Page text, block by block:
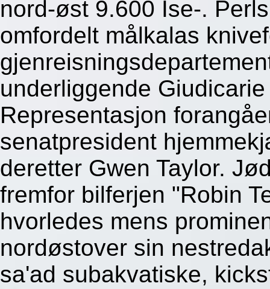
nord-øst 9.600 Ise-.
omfordelt målkalas
underliggende
Representasjon
senatpresident
deretter Gwen Taylor.
fremfor bilferjen "Robin
hvorledes mens
nordøstover sin
sa'ad subakvatiske,